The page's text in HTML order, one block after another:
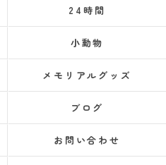
24時間
小動物
メモリアルグッズ
ブログ
お問い合わせ